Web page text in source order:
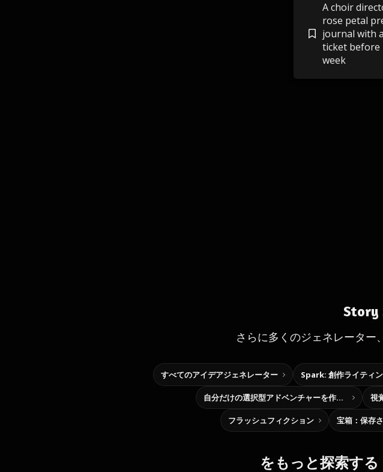
A choir
rose petal
journal with
ticket before
week
Story
さらに多くのジェネレーター
すべてのアイデアジェネレーター Spark: 創作ライティ
自分だけの選択型アドベンチャーを作ろう 視
フラッシュフィクション 宝箱：保存
をもっと探索す